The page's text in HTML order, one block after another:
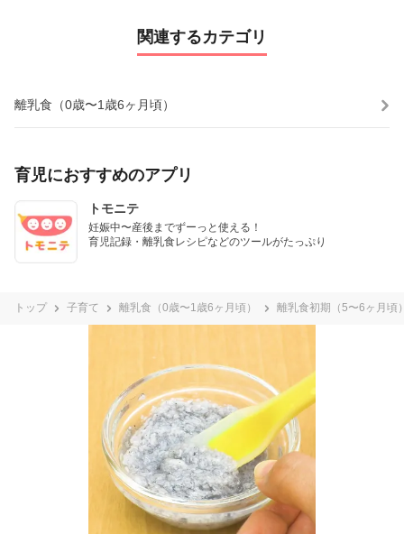
関連するカテゴリ
離乳食（0歳〜1歳6ヶ月頃）
育児におすすめのアプリ
トモニテ
妊娠中〜産後までずーっと使える！
育児記録・離乳食レシピなどのツールがたっぷり
トップ 子育て 離乳食（0歳〜1歳6ヶ月頃） 離乳食初期（5〜6ヶ月頃